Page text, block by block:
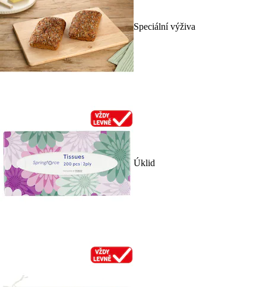
Speciální výživa
Úklid